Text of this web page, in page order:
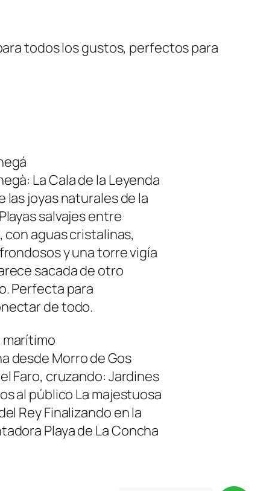
todos los gustos, perfectos para
La Cala de la Leyenda
las joyas naturales de la
salvajes entre
con aguas cristalinas,
y una torre vigía
sacada de otro
Perfecta para
de todo.
marítimo
desde Morro de Gos
Faro, cruzando: Jardines
al público La majestuosa
Rey Finalizando en la
Playa de La Concha